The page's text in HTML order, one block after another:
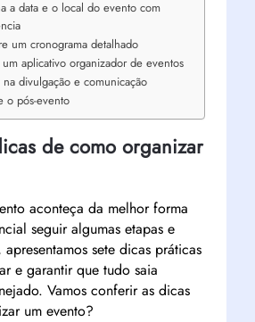
a data e o local do evento com
um cronograma detalhado
aplicativo organizador de eventos
divulgação e comunicação
o pós-evento
de como organizar
aconteça da melhor forma
seguir algumas etapas e
sete dicas práticas
e garantir que tudo saia
Vamos conferir as dicas
um evento?